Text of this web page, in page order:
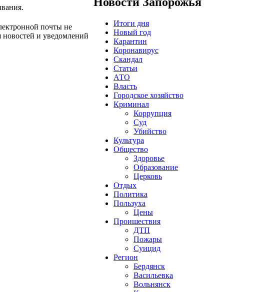
почты не
новостей и уведомлений
Итоги дня
Новый год
Карантин
Коронавирус
Скандал
Статьи
АТО
Власть
Городское хозяйство
Криминал
Коррупция
Суд
Убийство
Культура
Общество
Здоровье
Образование
Церковь
Отдых
Политика
Пользуха
Цены
Проишествия
ДТП
Пожары
Суицид
Регион
Бердянск
Васильевка
Вольнянск